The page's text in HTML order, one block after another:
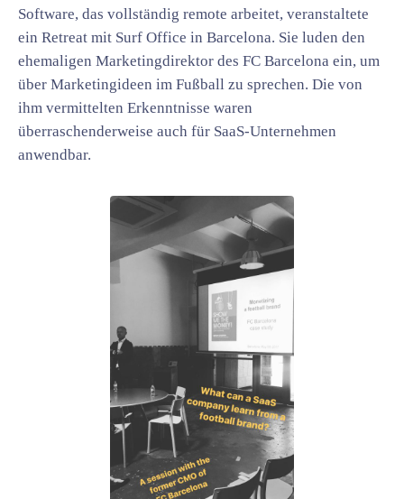
Software, das vollständig remote arbeitet, veranstaltete
ein Retreat mit Surf Office in Barcelona. Sie luden den
ehemaligen Marketingdirektor des FC Barcelona ein, um
über Marketingideen im Fußball zu sprechen. Die von
ihm vermittelten Erkenntnisse waren
überraschenderweise auch für SaaS-Unternehmen
anwendbar.